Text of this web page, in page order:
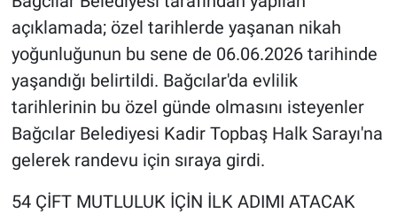
açıklamada; özel tarihlerde yaşanan nikah
yoğunluğunun bu sene de 06.06.2026 tarihinde
yaşandığı belirtildi. Bağcılar'da evlilik
tarihlerinin bu özel günde olmasını isteyenler
Bağcılar Belediyesi Kadir Topbaş Halk Sarayı'na
gelerek randevu için sıraya girdi.
54 ÇİFT MUTLULUK İÇİN İLK ADIMI ATACAK
Kimdir
Koronavirüs
Ne demişti
Nedir